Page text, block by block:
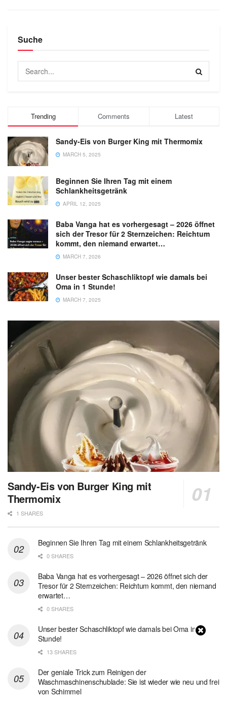
Suche
Trending Comments Latest
Sandy-Eis von Burger King mit Thermomix
MARCH 5, 2025
Beginnen Sie Ihren Tag mit einem
Schlankheitsgetränk
APRIL 12, 2025
Baba Vanga hat es vorhergesagt – 2026 öffnet
sich der Tresor für 2 Sternzeichen: Reichtum
kommt, den niemand erwartet…
MARCH 7, 2026
Unser bester Schaschliktopf wie damals bei
Oma in 1 Stunde!
MARCH 7, 2025
Sandy-Eis von Burger King mit
Thermomix
1 SHARES
Beginnen Sie Ihren Tag mit einem Schlankheitsgetränk
0 SHARES
Baba Vanga hat es vorhergesagt – 2026 öffnet sich der
Tresor für 2 Sternzeichen: Reichtum kommt, den niemand
erwartet…
0 SHARES
Unser bester Schaschliktopf wie damals bei Oma in 1
Stunde!
13 SHARES
Der geniale Trick zum Reinigen der
Waschmaschinenschublade: Sie ist wieder wie neu und frei
von Schimmel